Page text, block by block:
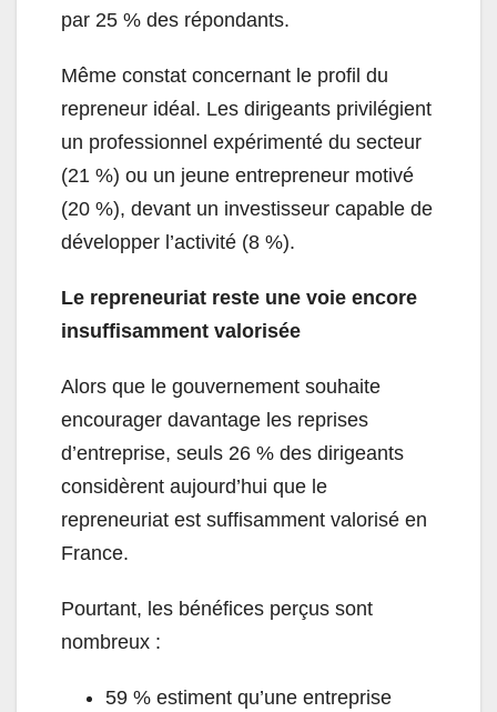
par 25 % des répondants.
Même constat concernant le profil du
repreneur idéal. Les dirigeants privilégient
un professionnel expérimenté du secteur
(21 %) ou un jeune entrepreneur motivé
(20 %), devant un investisseur capable de
développer l’activité (8 %).
Le repreneuriat reste une voie encore
insuffisamment valorisée
Alors que le gouvernement souhaite
encourager davantage les reprises
d’entreprise, seuls 26 % des dirigeants
considèrent aujourd’hui que le
repreneuriat est suffisamment valorisé en
France.
Pourtant, les bénéfices perçus sont
nombreux :
59 % estiment qu’une entreprise